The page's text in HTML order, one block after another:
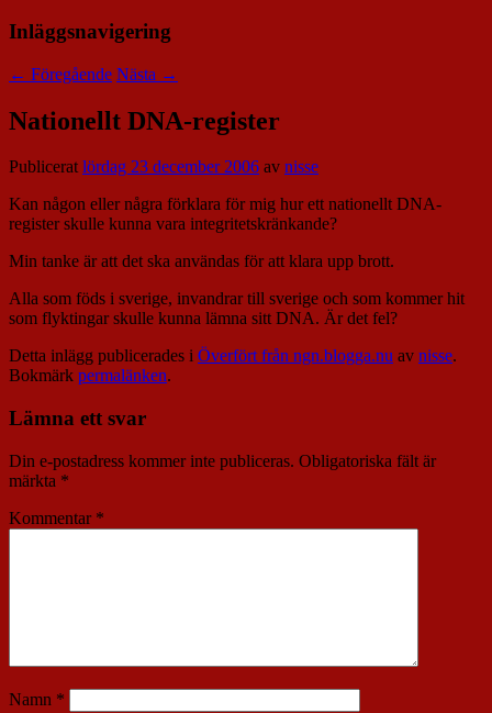
Inläggsnavigering
← Föregående Nästa →
Nationellt DNA-register
Publiceratlördag 23 december 2006 av nisse
Kan någon eller några förklara för mig hur ett nationellt DNA-
register skulle kunna vara integritetskränkande?
Min tanke är att det ska användas för att klara upp brott.
Alla som föds i sverige, invandrar till sverige och som kommer hit
som flyktingar skulle kunna lämna sitt DNA. Är det fel?
Detta inlägg publicerades i Överfört från ngn.blogga.nu av nisse.
Bokmärk permalänken.
Lämna ett svar
Din e-postadress kommer inte publiceras. Obligatoriska fält är
märkta *
Kommentar *
Namn *